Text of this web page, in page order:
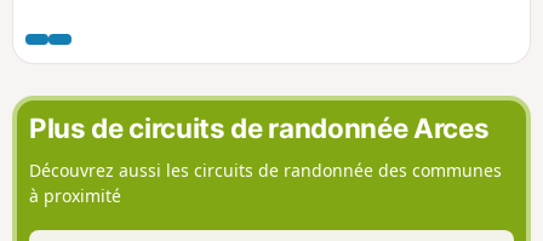
elle vous fera découvrir tous les aspects de l'estuaire : ports,
marais, vignes et patrimoine historique.
Plus de circuits de randonnée Arces
Découvrez aussi les circuits de randonnée des communes
à proximité